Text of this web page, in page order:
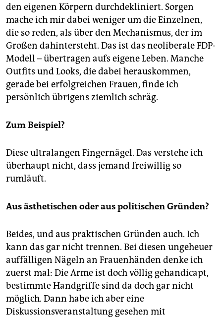
den eigenen Körpern durchdekliniert. Sorgen
mache ich mir dabei weniger um die Einzelnen,
die so reden, als über den Mechanismus, der im
Großen dahintersteht. Das ist das neoliberale FDP-
Modell – übertragen aufs eigene Leben. Manche
Outfits und Looks, die dabei herauskommen,
gerade bei erfolgreichen Frauen, finde ich
persönlich übrigens ziemlich schräg.
Zum Beispiel?
Diese ultralangen Fingernägel. Das verstehe ich
überhaupt nicht, dass jemand freiwillig so
rumläuft.
Aus ästhetischen oder aus politischen Gründen?
Beides, und aus praktischen Gründen auch. Ich
kann das gar nicht trennen. Bei diesen ungeheuer
auffälligen Nägeln an Frauenhänden denke ich
zuerst mal: Die Arme ist doch völlig gehandicapt,
bestimmte Handgriffe sind da doch gar nicht
möglich. Dann habe ich aber eine
Diskussionsveranstaltung gesehen mit